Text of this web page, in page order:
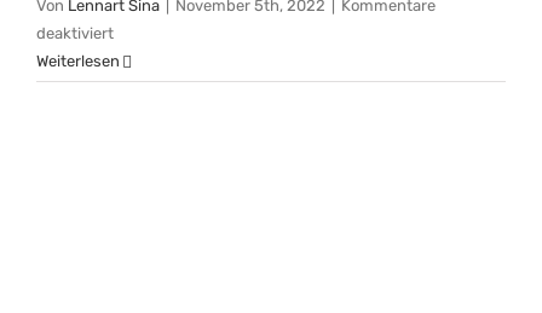
Von Lennart Sina November 5th, 2022
Kommentare
deaktiviertfür
Moodle
–
Weiterlesen